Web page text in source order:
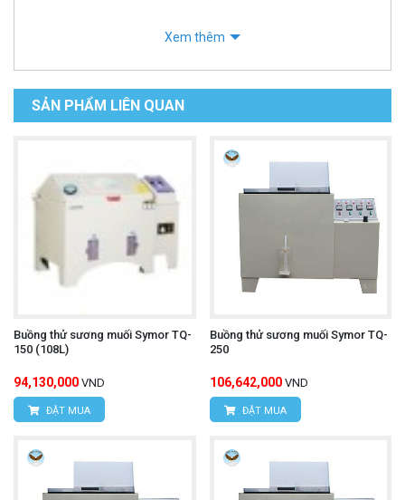
Xem thêm
SẢN PHẨM LIÊN QUAN
Buồng thử sương muối Symor TQ-
150 (108L)
94,130,000 VND
ĐẶT MUA
Buồng thử sương muối Symor TQ-
250
106,642,000 VND
ĐẶT MUA